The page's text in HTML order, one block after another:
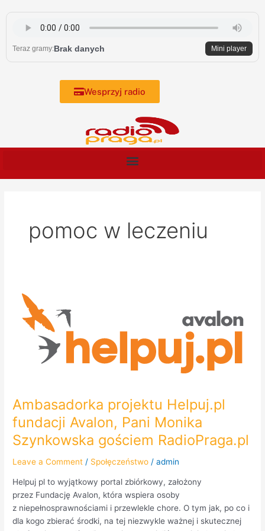
content
Teraz gramy:Brak danych Mini player
Wesprzyj radio
pomoc w leczeniu
Ambasadorka projektu Helpuj.pl
fundacji Avalon, Pani Monika
Szynkowska gościem RadioPraga.pl
Leave a Comment / Społęczeństwo /admin
Helpuj pl to wyjątkowy portal zbiórkowy, założony
przez Fundację Avalon, która wspiera osoby
z niepełnosprawnościami i przewlekle chore. O tym jak, po co i
dla kogo zbierać środki, na tej niezwykle ważnej i skutecznej
projektu
Helpuj.pl
fundacji
RadioPraga.pl